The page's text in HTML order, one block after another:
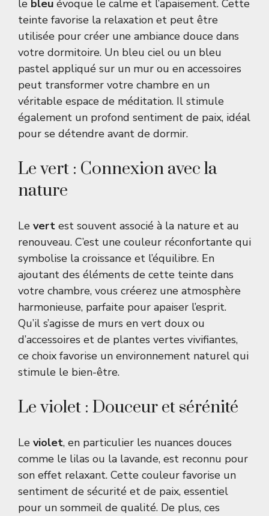
le bleu évoque le calme et l’apaisement. Cette
teinte favorise la relaxation et peut être
utilisée pour créer une ambiance douce dans
votre dormitoire. Un bleu ciel ou un bleu
pastel appliqué sur un mur ou en accessoires
peut transformer votre chambre en un
véritable espace de méditation. Il stimule
également un profond sentiment de paix, idéal
pour se détendre avant de dormir.
Le vert : Connexion avec la
nature
Le vert est souvent associé à la nature et au
renouveau. C’est une couleur réconfortante qui
symbolise la croissance et l’équilibre. En
ajoutant des éléments de cette teinte dans
votre chambre, vous créerez une atmosphère
harmonieuse, parfaite pour apaiser l’esprit.
Qu’il s’agisse de murs en vert doux ou
d’accessoires et de plantes vertes vivifiantes,
ce choix favorise un environnement naturel qui
stimule le bien-être.
Le violet : Douceur et sérénité
Le violet, en particulier les nuances douces
comme le lilas ou la lavande, est reconnu pour
son effet relaxant. Cette couleur favorise un
sentiment de sécurité et de paix, essentiel
pour un sommeil de qualité. De plus, ces